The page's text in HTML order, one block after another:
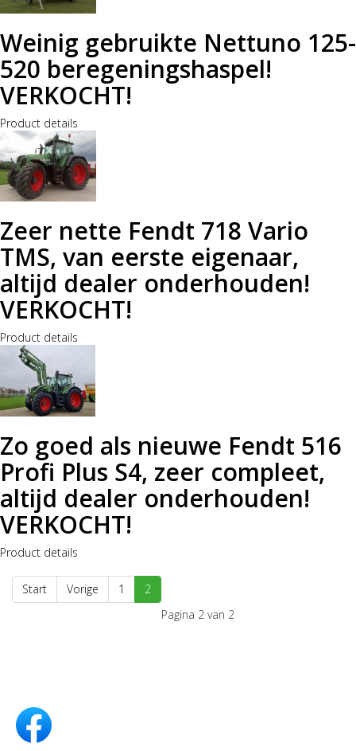
Weinig gebruikte Nettuno 125-
520 beregeningshaspel!
VERKOCHT!
Product details
Zeer nette Fendt 718 Vario
TMS, van eerste eigenaar,
altijd dealer onderhouden!
VERKOCHT!
Product details
Zo goed als nieuwe Fendt 516
Profi Plus S4, zeer compleet,
altijd dealer onderhouden!
VERKOCHT!
Product details
Start Vorige 1
2
Pagina 2 van 2